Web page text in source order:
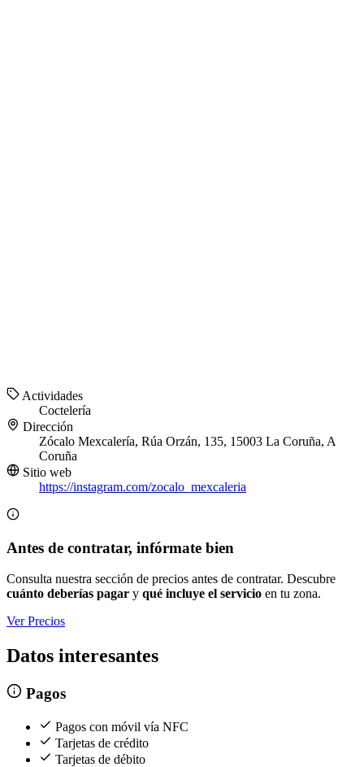
Actividades
Coctelería
Dirección
Zócalo Mexcalería, Rúa Orzán, 135, 15003 La Coruña, A
Coruña
Sitio web
https://instagram.com/zocalo_mexcaleria
Antes de contratar, infórmate bien
Consulta nuestra sección de precios antes de contratar. Descubre
cuánto deberías pagar y qué incluye el servicio en tu zona.
Ver Precios
Datos interesantes
Pagos
Pagos con móvil vía NFC
Tarjetas de crédito
Tarjetas de débito